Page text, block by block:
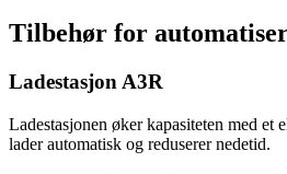
Tilbehør for
Ladestasjon A3R
Ladestasjonen øker kapasiteten med et
lader automatisk og reduserer nedetid.